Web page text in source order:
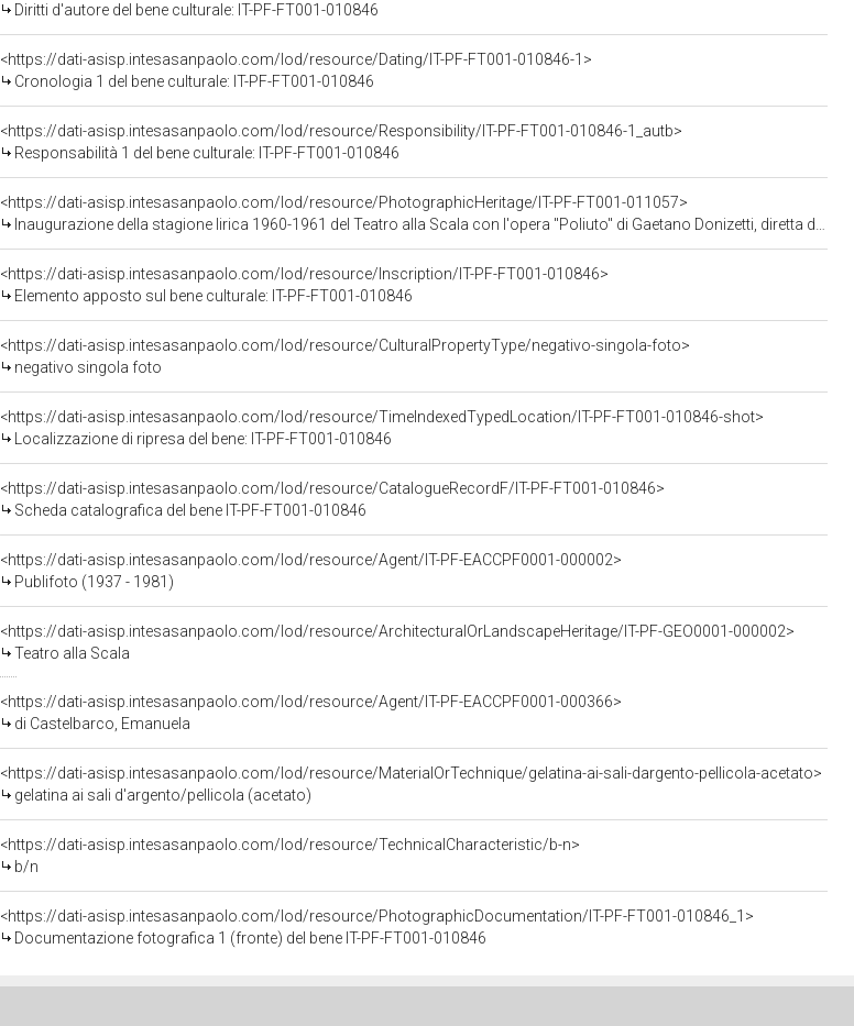
Diritti d'autore del bene culturale: IT-PF-FT001-010846
<https://dati-asisp.intesasanpaolo.com/lod/resource/Dating/IT-PF-FT001-010846-1>
Cronologia 1 del bene culturale: IT-PF-FT001-010846
<https://dati-asisp.intesasanpaolo.com/lod/resource/Responsibility/IT-PF-FT001-010846-1_autb>
Responsabilità 1 del bene culturale: IT-PF-FT001-010846
<https://dati-asisp.intesasanpaolo.com/lod/resource/PhotographicHeritage/IT-PF-FT001-011057>
Inaugurazione della stagione lirica 1960-1961 del Teatro alla Scala con l'opera "Poliuto" di Gaetano Donizetti, diretta da Antonino Votto con la regia di Herbert Graf (negativo - servizio fotografico), Publifoto; (07 dicembre 1960)
<https://dati-asisp.intesasanpaolo.com/lod/resource/Inscription/IT-PF-FT001-010846>
Elemento apposto sul bene culturale: IT-PF-FT001-010846
<https://dati-asisp.intesasanpaolo.com/lod/resource/CulturalPropertyType/negativo-singola-foto>
negativo singola foto
<https://dati-asisp.intesasanpaolo.com/lod/resource/TimeIndexedTypedLocation/IT-PF-FT001-010846-shot>
Localizzazione di ripresa del bene: IT-PF-FT001-010846
<https://dati-asisp.intesasanpaolo.com/lod/resource/CatalogueRecordF/IT-PF-FT001-010846>
Scheda catalografica del bene IT-PF-FT001-010846
<https://dati-asisp.intesasanpaolo.com/lod/resource/Agent/IT-PF-EACCPF0001-000002>
Publifoto (1937 - 1981)
<https://dati-asisp.intesasanpaolo.com/lod/resource/ArchitecturalOrLandscapeHeritage/IT-PF-GEO0001-000002>
Teatro alla Scala
<https://dati-asisp.intesasanpaolo.com/lod/resource/Agent/IT-PF-EACCPF0001-000366>
di Castelbarco, Emanuela
<https://dati-asisp.intesasanpaolo.com/lod/resource/MaterialOrTechnique/gelatina-ai-sali-dargento-pellicola-acetato>
gelatina ai sali d'argento/pellicola (acetato)
<https://dati-asisp.intesasanpaolo.com/lod/resource/TechnicalCharacteristic/b-n>
b/n
<https://dati-asisp.intesasanpaolo.com/lod/resource/PhotographicDocumentation/IT-PF-FT001-010846_1>
Documentazione fotografica 1 (fronte) del bene IT-PF-FT001-010846